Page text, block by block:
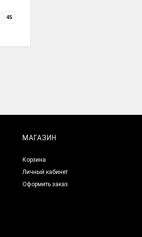
45
МАГАЗИН
Корзина
Личный кабинет
Оформить заказ